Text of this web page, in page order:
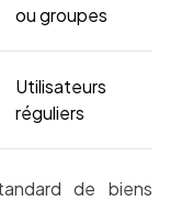
ou groupes
Utilisateurs
réguliers
de biens